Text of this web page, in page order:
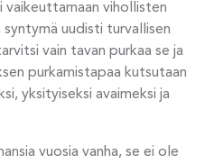
vaikeuttamaan vihollisten
syntymä uudisti turvallisen
vain tavan purkaa se ja
purkamistapaa kutsutaan
yksityiseksi avaimeksi ja
vuosia vanha, se ei ole